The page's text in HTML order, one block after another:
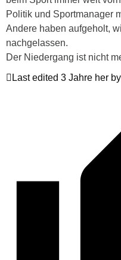
Politik und Sportmanager
Andere haben aufgeholt,
nachgelassen.
Der Niedergang ist nicht
Last edited 3 Jahre her